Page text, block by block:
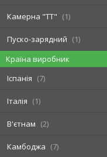
Камерна "TT" 1
Пуско-зарядний
1
Країна виробник
Іспанія
7
Італія 1
В'єтнам 2
Камбоджа 7